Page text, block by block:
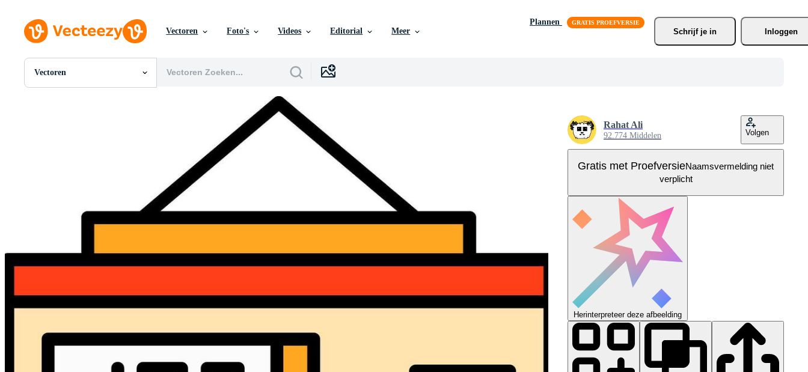
Vectoren Foto's Videos Editorial Meer
Plannen
Schrijf je in Inloggen
Vectoren
Alle Afbeeldingen
Redactionele Evenementen
Rahat Ali
92.774 Middelen Volgen
Gratis met ProefversieNaamsvermelding niet
verplicht
Herinterpreteer deze afbeelding